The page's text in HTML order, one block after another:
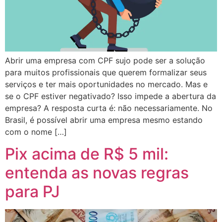
Abrir uma empresa com CPF sujo pode ser a solução
para muitos profissionais que querem formalizar seus
serviços e ter mais oportunidades no mercado. Mas e
se o CPF estiver negativado? Isso impede a abertura da
empresa? A resposta curta é: não necessariamente. No
Brasil, é possível abrir uma empresa mesmo estando
com o nome […]
Pix acima de R$ 5 mil:
entenda as novas regras
para PJ